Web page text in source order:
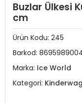
Buzlar Ülkesi
cm
Ürün Kodu: 245
Barkod:
Marka: Ice World
Kategori: